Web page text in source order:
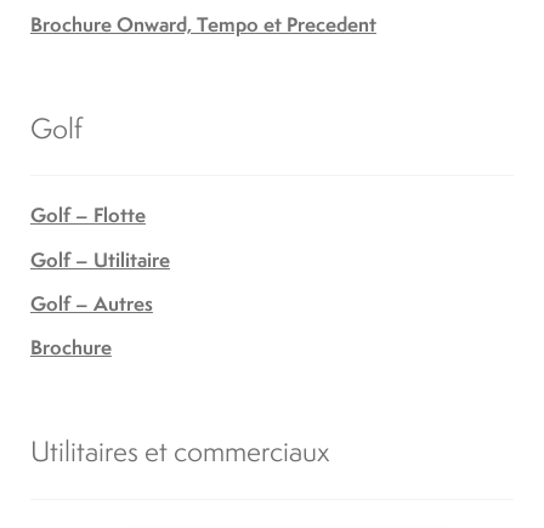
Brochure Onward, Tempo et Precedent
Golf
Golf – Flotte
Golf – Utilitaire
Golf – Autres
Brochure
Utilitaires et commerciaux